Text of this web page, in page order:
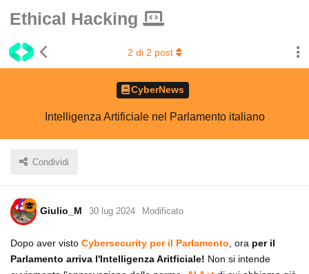
Ethical Hacking
CyberNews
Intelligenza Artificiale nel Parlamento italiano
Condividi
2 di 2 post
Giulio_M 30 lug 2024 Modificato
Dopo aver visto Cybersecurity per il Parlamento , ora per il
Parlamento arriva l'Intelligenza Aritficiale! Non si intende